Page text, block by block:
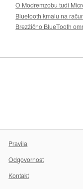
O Modremzobu tudi
Bluetooth kmalu na
Brezžično BlueTooth
Pravila
Odgovornost
Kontakt